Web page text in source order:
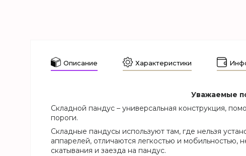
Описание Характеристики
Уважаемые
Складной пандус – универсальная конструкция,
пороги.
Складные пандусы используют там, где нельзя
аппарелей, отличаются легкостью и
скатывания и заезда на пандус.